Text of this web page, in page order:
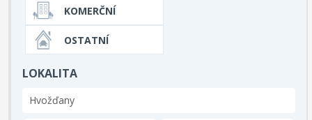
KOMERČNÍ
OSTATNÍ
LOKALITA